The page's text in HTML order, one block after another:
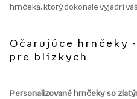
hrnčeka, ktorý dokonale vyjadrí
Očarujúce hrnčeky
pre blízkych
Personalizované hrnčeky so